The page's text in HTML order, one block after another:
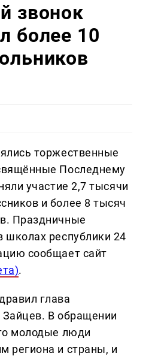
звонок
более 10
торжественные
Последнему
участие 2,7 тысячи
и более 8 тысяч
Праздничные
школах республики 24
сообщает сайт
.
глава
В обращении
молодые люди
региона и страны, и